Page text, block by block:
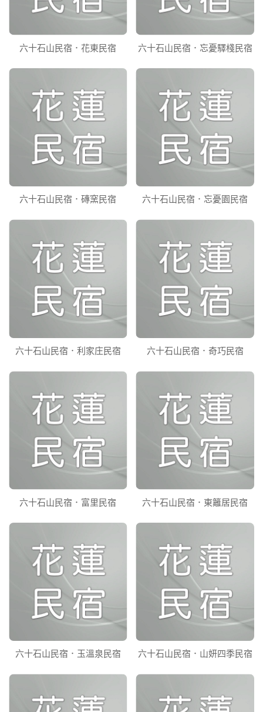
六十石山民宿．花東民宿 六十石山民宿．忘憂驛棧民宿
六十石山民宿．磚窯民宿 六十石山民宿．忘憂園民宿
六十石山民宿．利家庄民宿 六十石山民宿．奇巧民宿
六十石山民宿．富里民宿 六十石山民宿．東籬居民宿
六十石山民宿．玉溫泉民宿 六十石山民宿．山妍四季民宿